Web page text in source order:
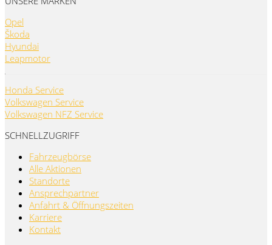
Opel
Škoda
Hyundai
Leapmotor
Honda Service
Volkswagen Service
Volkswagen NFZ Service
SCHNELLZUGRIFF
Fahrzeugbörse
Alle Aktionen
Standorte
Ansprechpartner
Anfahrt & Öffnungszeiten
Karriere
Kontakt